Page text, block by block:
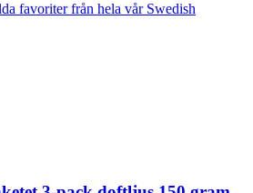
favoriter från hela vår Swedish